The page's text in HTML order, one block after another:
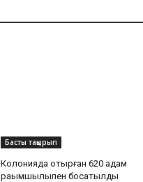
Басты тақырып
Колонияда отырған 620 адам
рақымшылықпен босатылды